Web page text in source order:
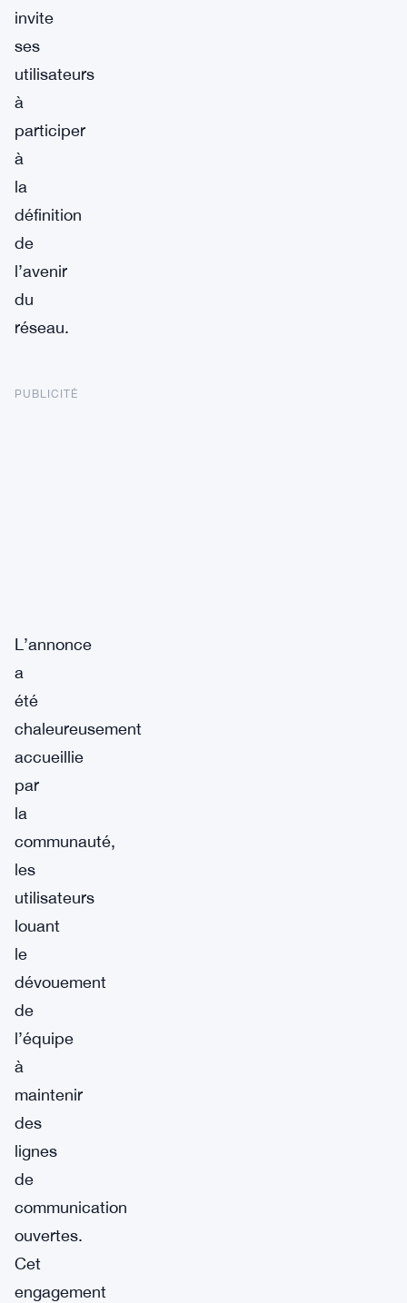
invite
ses
utilisateurs
à
participer
à
la
définition
de
l’avenir
du
réseau.
PUBLICITÉ
L’annonce
a
été
chaleureusement
accueillie
par
la
communauté,
les
utilisateurs
louant
le
dévouement
de
l’équipe
à
maintenir
des
lignes
de
communication
ouvertes.
Cet
engagement